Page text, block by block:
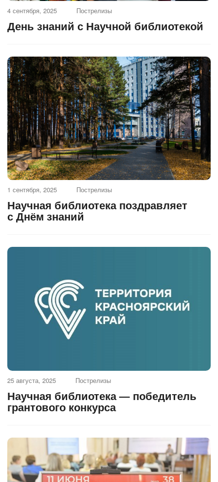
4 сентября, 2025 Пострелизы
День знаний с Научной библиотекой
1 сентября, 2025 Пострелизы
Научная библиотека поздравляет
с Днём знаний
25 августа, 2025 Пострелизы
Научная библиотека — победитель
грантового конкурса